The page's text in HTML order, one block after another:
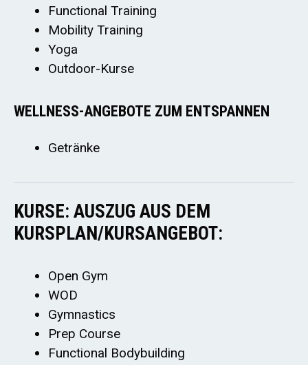
Functional Training
Mobility Training
Yoga
Outdoor-Kurse
WELLNESS-ANGEBOTE ZUM ENTSPANNEN
Getränke
KURSE: AUSZUG AUS DEM
KURSPLAN/KURSANGEBOT:
Open Gym
WOD
Gymnastics
Prep Course
Functional Bodybuilding